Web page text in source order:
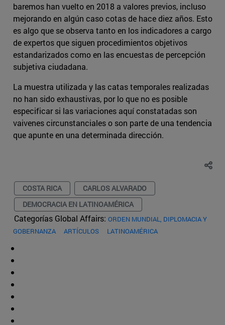
baremos han vuelto en 2018 a valores previos, incluso
mejorando en algún caso cotas de hace diez años. Esto
es algo que se observa tanto en los indicadores a cargo
de expertos que siguen procedimientos objetivos
estandarizados como en las encuestas de percepción
subjetiva ciudadana.
La muestra utilizada y las catas temporales realizadas
no han sido exhaustivas, por lo que no es posible
especificar si las variaciones aquí constatadas son
vaivenes circunstanciales o son parte de una tendencia
que apunte en una determinada dirección.
COSTA RICA
CARLOS ALVARADO
DEMOCRACIA EN LATINOAMÉRICA
Categorías Global Affairs: ORDEN MUNDIAL, DIPLOMACIA Y
GOBERNANZA
ARTÍCULOS LATINOAMÉRICA